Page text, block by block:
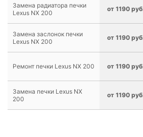
Замена радиатора печки
Lexus NX 200
от 1190
Замена заслонок печки
Lexus NX 200
от 1190
Ремонт печки Lexus NX 200 от 1190
Замена печки Lexus NX
200
от 1190